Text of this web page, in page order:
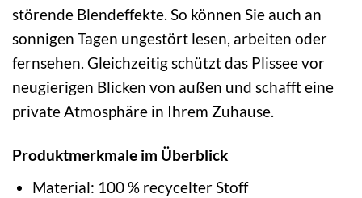
störende Blendeffekte. So können Sie auch an
sonnigen Tagen ungestört lesen, arbeiten oder
fernsehen. Gleichzeitig schützt das Plissee vor
neugierigen Blicken von außen und schafft eine
private Atmosphäre in Ihrem Zuhause.
Produktmerkmale im Überblick
Material: 100 % recycelter Stoff